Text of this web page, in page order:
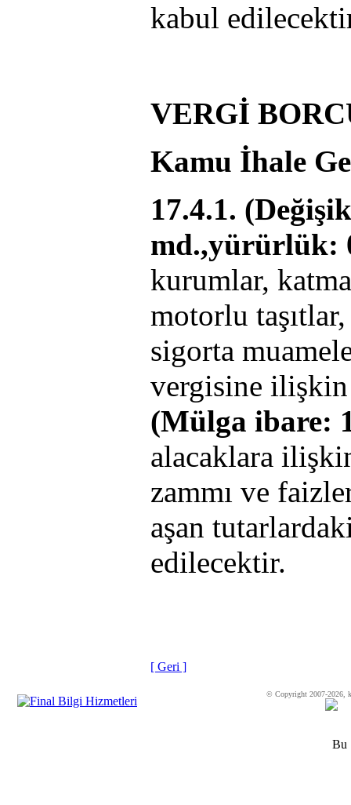
kabul
VERGİ
Kamu İhale
17.4.1.
md.,yürürlük:
kurumlar,
motorlu
sigorta
vergisine
(Mülga ibare:
alacaklara
zammı ve
aşan
edilecektir.
[ Geri ]
© Copyright 2007-2026,
Bu